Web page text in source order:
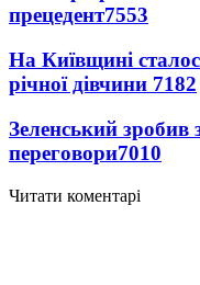
прецедент7553
На Київщині
річної дівчини 7182
Зеленський зробив
переговори7010
Читати коментарі